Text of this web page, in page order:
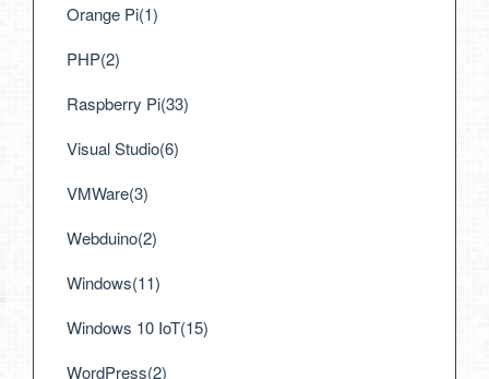
Orange Pi(1)
PHP(2)
Raspberry Pi(33)
Visual Studio(6)
VMWare(3)
Webduino(2)
Windows(11)
Windows 10 IoT(15)
WordPress(2)